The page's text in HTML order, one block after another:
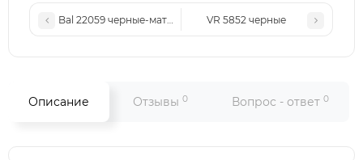
Bal 22059 черные-матовые VR 5852 черные
Описание Отзывы 0 Вопрос - ответ 0